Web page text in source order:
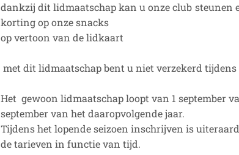
dankzij dit lidmaatschap kan u onze club steunen
korting op onze snacks
op vertoon van de lidkaart
met dit lidmaatschap bent u niet verzekerd tijdens
Het gewoon lidmaatschap loopt van 1 september
september van het daaropvolgende jaar.
Tijdens het lopende seizoen inschrijven is
de tarieven in functie van tijd.